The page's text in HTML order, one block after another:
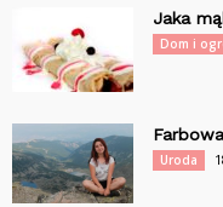
Jaka
Dom i
Uroda